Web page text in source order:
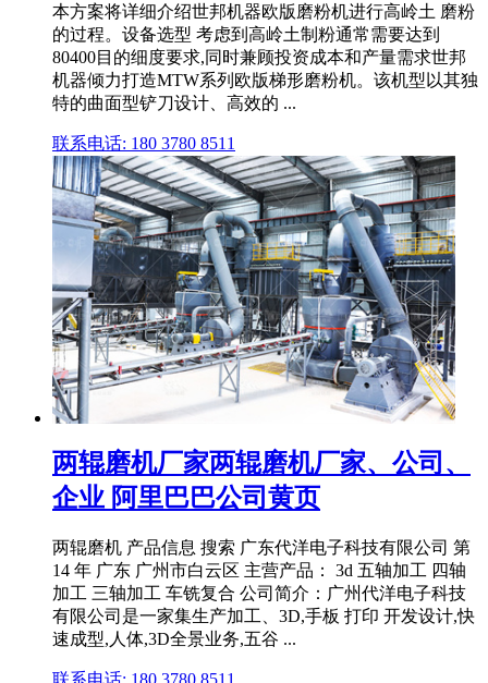
本方案将详细介绍世邦机器欧版磨粉机进行高岭土 磨粉
的过程。设备选型 考虑到高岭土制粉通常需要达到
80400目的细度要求,同时兼顾投资成本和产量需求世邦
机器倾力打造MTW系列欧版梯形磨粉机。该机型以其独
特的曲面型铲刀设计、高效的 ...
联系电话: 180 3780 8511
两辊磨机厂家两辊磨机厂家、公司、
企业 阿里巴巴公司黄页
两辊磨机 产品信息 搜索 广东代洋电子科技有限公司 第
14 年 广东 广州市白云区 主营产品： 3d 五轴加工 四轴
加工 三轴加工 车铣复合 公司简介：广州代洋电子科技
有限公司是一家集生产加工、3D,手板 打印 开发设计,快
速成型,人体,3D全景业务,五谷 ...
联系电话: 180 3780 8511